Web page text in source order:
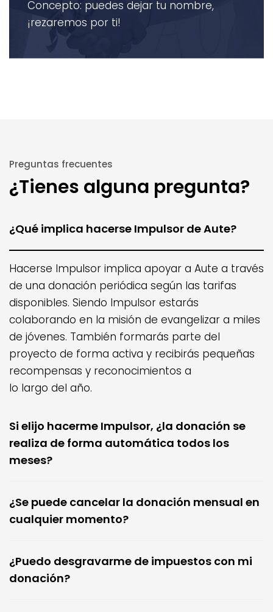
Concepto: puedes dejar tu nombre,
¡rezaremos por ti!
Preguntas frecuentes
¿Tienes alguna pregunta?
¿Qué implica hacerse Impulsor de Aute?
Hacerse Impulsor implica apoyar a Aute a través
de una donación periódica según las tarifas
disponibles. Siendo Impulsor estarás
colaborando en la misión de evangelizar a miles
de jóvenes. También formarás parte del
proyecto de forma activa y recibirás pequeñas
recompensas y reconocimientos a
lo largo del año.
Si elijo hacerme Impulsor, ¿la donación se
realiza de forma automática todos los
meses?
¿Se puede cancelar la donación mensual en
cualquier momento?
¿Puedo desgravarme de impuestos con mi
donación?